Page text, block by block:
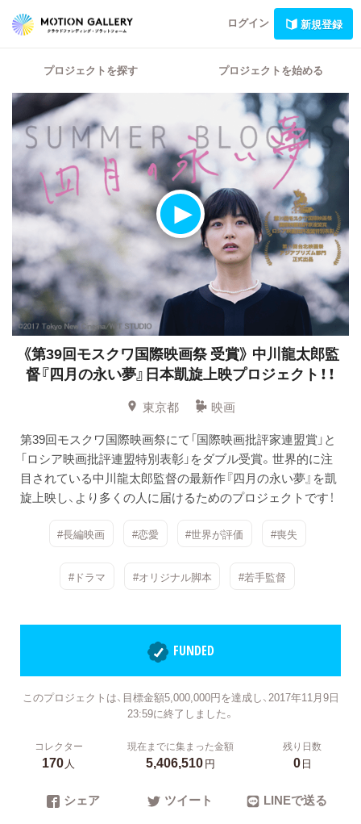
ログイン 新規登録
プロジェクトを探す プロジェクトを始める
《第39回モスクワ国際映画祭 受賞》 中川龍太郎監
督『四月の永い夢』日本凱旋上映プロジェクト！！
東京都
映画
第39回モスクワ国際映画祭にて「国際映画批評家連盟賞」と
「ロシア映画批評連盟特別表彰」をダブル受賞。世界的に注
目されている中川龍太郎監督の最新作『四月の永い夢』を凱
旋上映し、より多くの人に届けるためのプロジェクトです！
#長編映画 #恋愛 #世界が評価 #喪失
#ドラマ #オリジナル脚本 #若手監督
FUNDED
このプロジェクトは、目標金額5,000,000円を達成し、2017年11月9日
23:59に終了しました。
コレクター
170人
現在までに集まった金額
5,406,510円
残り日数
0日
シェア ツイート LINEで送る